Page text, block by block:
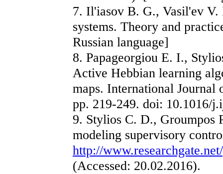
7. Il'iasov B. G., Vasil'ev
systems. Theory and
Russian language]
8. Papageorgiou E. I.,
Active Hebbian learning
maps. International Journal
pp. 219-249. doi: 10.1016/
9. Stylios C. D., Groumpos
modeling supervisory
http://
(Accessed: 20.02.2016).